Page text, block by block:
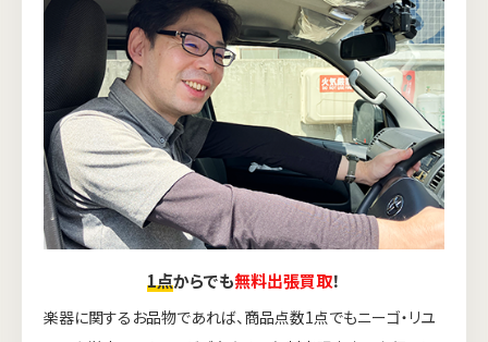
1点からでも無料出張買取！
楽器に関するお品物であれば、商品点数1点でもニーゴ・リユ